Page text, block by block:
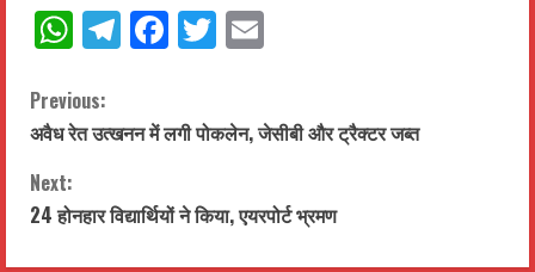
WhatsApp
Telegram
Facebook
Twitter
C
o
n
t
Previous:
अवैध रेत उत्खनन में लगी पोकलेन, जेसीबी और ट्रैक्टर जब्त
Next:
24 होनहार विद्यार्थियों ने किया, एयरपोर्ट भ्रमण